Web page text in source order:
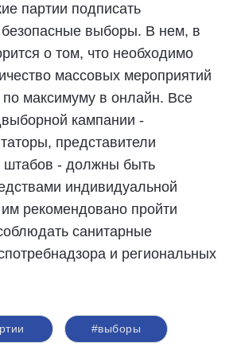
партии подписать
выборы. В нем, в
о том, что необходимо
массовых мероприятий
по максимуму в онлайн. Все
кампании -
представители
штабов - должны быть
индивидуальной
рекомендовано пройти
санитарные
и региональных
#выборы